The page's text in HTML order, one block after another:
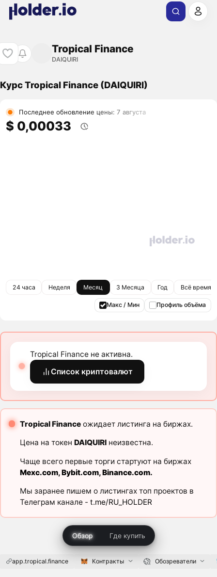
Tropical Finance
DAIQUIRI
Курс Tropical Finance (DAIQUIRI)
Последнее обновление цены: 7 августа
$ 0,00033
24 часа Неделя Месяц 3 Месяца Год Всё время
Макс / Мин Профиль объёма
Tropical Finance не активна.
Список криптовалют
Tropical Financeожидает листинга на биржах.
Цена на токен DAIQUIRIнеизвестна.
Чаще всего первые торги стартуют на биржах
Mexc.com,Bybit.com,Binance.com.
Мы заранее пишем о листингах топ проектов в
Телеграм канале - t.me/RU_HOLDER
Обзор Где купить
app.tropical.finance Контракты Обозреватели